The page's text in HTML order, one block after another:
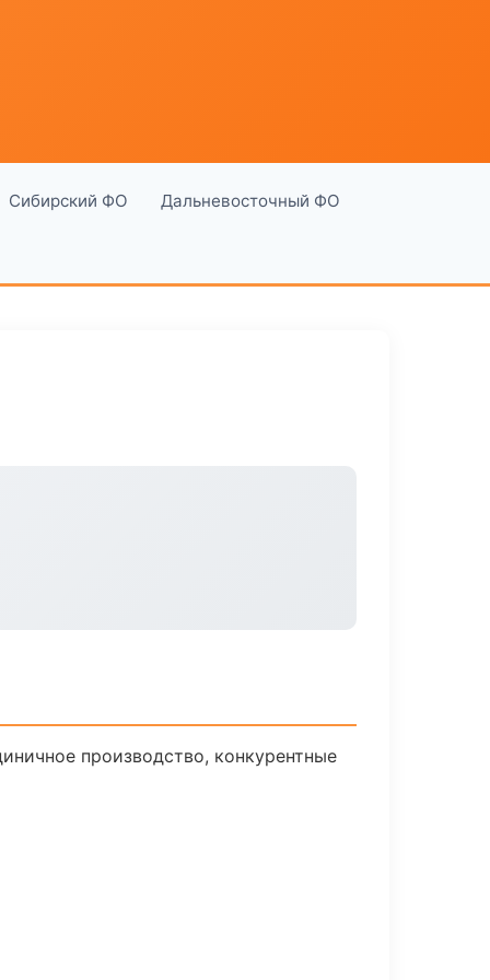
Сибирский ФО Дальневосточный ФО
производство, конкурентные